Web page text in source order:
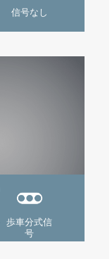
信号なし
歩車分式信
号